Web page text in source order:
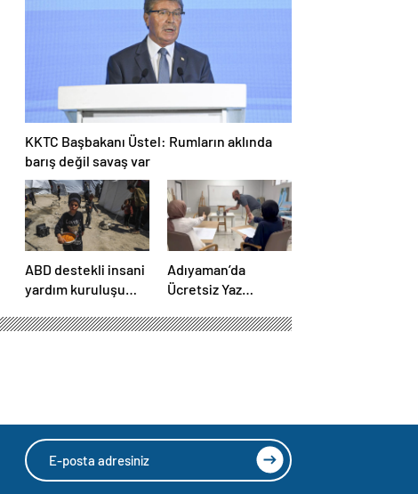
istedi
KKTC Başbakanı Üstel: Rumların aklında
barış değil savaş var
ABD destekli insani
yardım kuruluşu
faaliyetlerini
Adıyaman’da
Ücretsiz Yaz